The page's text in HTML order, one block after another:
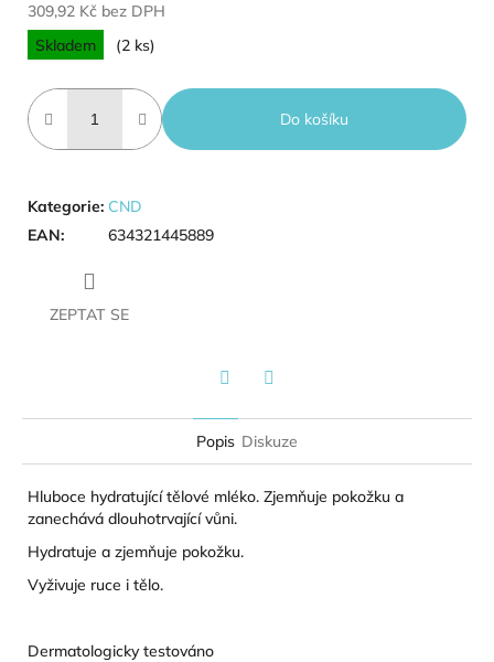
309,92 Kč bez DPH
Měrná cena:
Skladem (2 ks)
Do košíku
Kategorie: CND
EAN: 634321445889
ZEPTAT SE
Popis Diskuze
Hluboce hydratující tělové mléko. Zjemňuje pokožku a
zanechává dlouhotrvající vůni.
Hydratuje a zjemňuje pokožku.
Vyživuje ruce i tělo.
Dermatologicky testováno